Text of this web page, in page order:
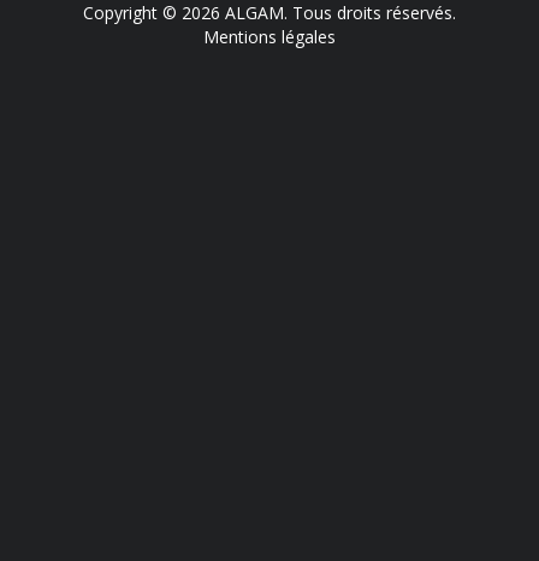
Copyright © 2026 ALGAM. Tous droits réservés.
Mentions légales